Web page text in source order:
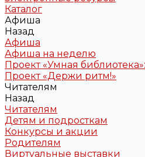
Каталог
Афиша
Назад
Афиша
Афиша на неделю
Проект «Умная
Проект «Держи ритм!»
Читателям
Назад
Читателям
Детям и подросткам
Конкурсы и акции
Родителям
Виртуальные выставки